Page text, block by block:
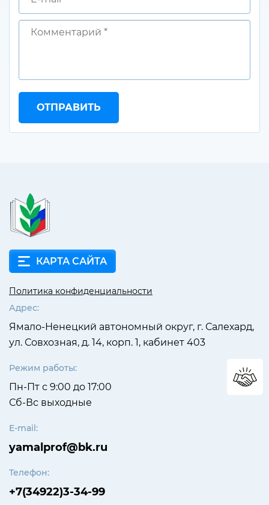
ОТПРАВИТЬ
КАРТА САЙТА
Политика конфиденциальности
Адрес:
Ямало-Ненецкий автономный округ, г. Салехард,
ул. Совхозная, д. 14, корп. 1, кабинет 403
Режим работы:
Пн-Пт с 9:00 до 17:00
Сб-Вс выходные
E-mail:
yamalprof@bk.ru
Телефон:
+7(34922)3-34-99